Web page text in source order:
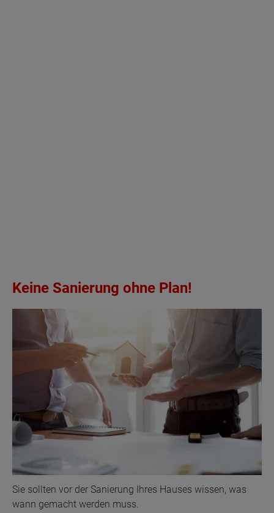
Keine Sanierung ohne Plan!
Sie sollten vor der Sanierung Ihres Hauses wissen, was
wann gemacht werden muss.